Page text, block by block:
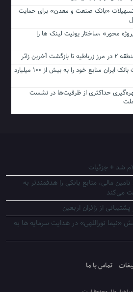
تومان تسهیلات «بانک صنعت و معدن» برای حمایت
محور» ،ساختار یونیت لینک ها را
زائر
۲۷۵باجه بانکی روستایی پست بانک ایران منابع خود را به بیش از ۱۰۰ میلیارد
حداکثری از ظرفیت‌ها در نشست
شد + جزئیات
تامین مالی، منابع بانکی را هدفمندتر به
می‌کند
از زائران اربعین
نوراللهی» در هدایت سرمایه ها به
تماس با ما